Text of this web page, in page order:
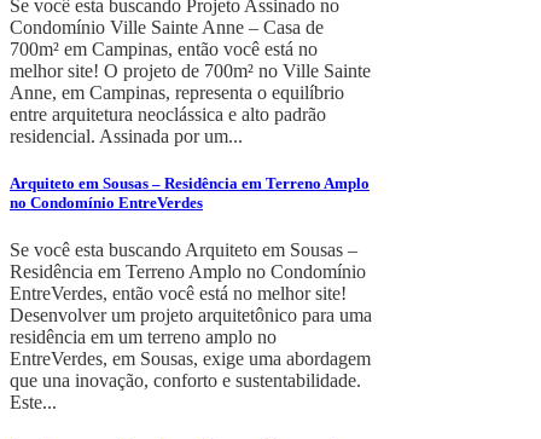
Se você esta buscando Projeto Assinado no
Condomínio Ville Sainte Anne – Casa de
700m² em Campinas, então você está no
melhor site! O projeto de 700m² no Ville Sainte
Anne, em Campinas, representa o equilíbrio
entre arquitetura neoclássica e alto padrão
residencial. Assinada por um...
Arquiteto em Sousas – Residência em Terreno Amplo
no Condomínio EntreVerdes
Se você esta buscando Arquiteto em Sousas –
Residência em Terreno Amplo no Condomínio
EntreVerdes, então você está no melhor site!
Desenvolver um projeto arquitetônico para uma
residência em um terreno amplo no
EntreVerdes, em Sousas, exige uma abordagem
que una inovação, conforto e sustentabilidade.
Este...